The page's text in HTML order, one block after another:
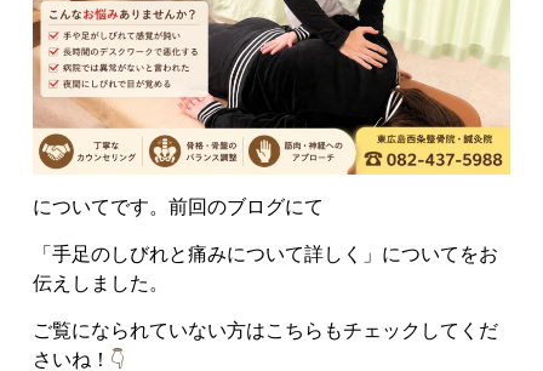
についてです。前回のブログにて
「手足のしびれと痛みについて詳しく
」についてをお
伝えしました。
ご覧になられていない方はこちらもチェックしてくだ
さいね！ 👇